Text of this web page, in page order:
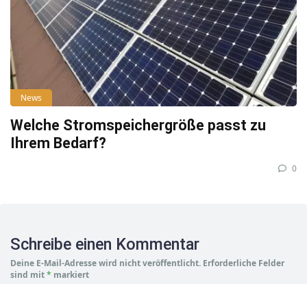
News
Welche Stromspeichergröße passt zu
Ihrem Bedarf?
0
Schreibe einen Kommentar
Deine E-Mail-Adresse wird nicht veröffentlicht. Erforderliche Felder
sind mit* markiert